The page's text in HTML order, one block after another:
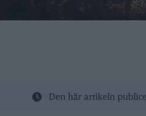
Den här artikeln